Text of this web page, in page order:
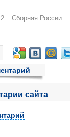
Сборная России
сайта